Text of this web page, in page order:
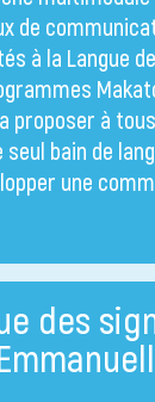
de
à la Langue
proposer à
bain de
une
des